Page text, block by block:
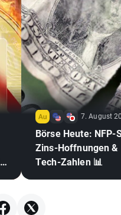
7. August
Börse Heute: NFP-
Zins-Hoffnungen &
Tech-Zahlen 📊